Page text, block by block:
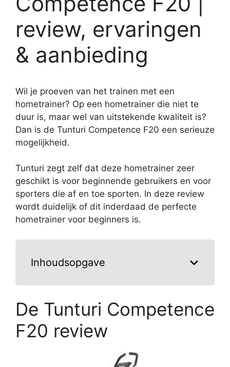
review, ervaringen
& aanbieding
Wil je proeven van het trainen met een
hometrainer? Op een hometrainer die niet te
duur is, maar wel van uitstekende kwaliteit is?
Dan is de Tunturi Competence F20 een serieuze
mogelijkheid.
Tunturi zegt zelf dat deze hometrainer zeer
geschikt is voor beginnende gebruikers en voor
sporters die af en toe sporten. In deze review
wordt duidelijk of dit inderdaad de perfecte
hometrainer voor beginners is.
Inhoudsopgave
De Tunturi Competence
F20 review